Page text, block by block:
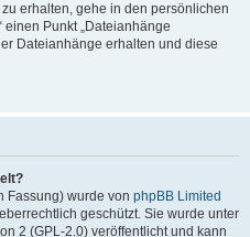
erhalten, gehe in den persönlichen
einen Punkt „Dateianhänge
Dateianhänge erhalten und diese
Fassung) wurde von phpBB Limited
geschützt. Sie wurde unter
2 (GPL-2.0) veröffentlicht und kann